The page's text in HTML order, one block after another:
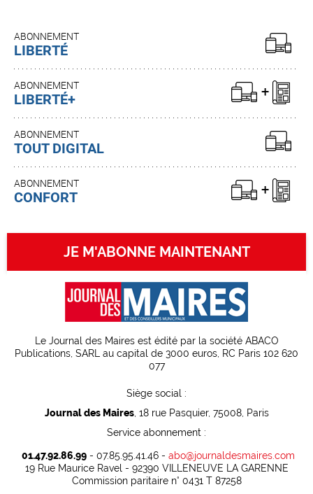
ABONNEMENT
LIBERTÉ
ABONNEMENT
LIBERTÉ+
ABONNEMENT
TOUT DIGITAL
ABONNEMENT
CONFORT
JE M'ABONNE MAINTENANT
Le Journal des Maires est édité par la société ABACO
Publications, SARL au capital de 3000 euros, RC Paris 102 620
077
Siège social :
Journal des Maires, 18 rue Pasquier, 75008, Paris
Service abonnement :
01.47.92.86.99- 07.85.95.41.46 - abo@journaldesmaires.com
19 Rue Maurice Ravel - 92390 VILLENEUVE LA GARENNE
Commission paritaire n° 0431 T 87258